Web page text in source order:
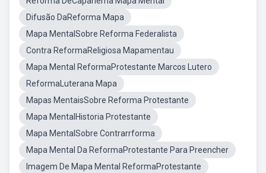
Difusão DaReforma Mapa
Mapa MentalSobre Reforma Federalista
Contra ReformaReligiosa Mapamentau
Mapa Mental ReformaProtestante Marcos Lutero
ReformaLuterana Mapa
Mapas MentaisSobre Reforma Protestante
Mapa MentalHistoria Protestante
Mapa MentalSobre Contrarrforma
Mapa Mental Da ReformaProtestante Para Preencher
Imagem De Mapa Mental ReformaProtestante